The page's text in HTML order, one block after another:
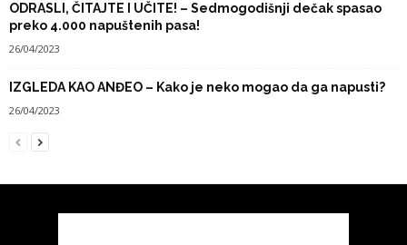
ODRASLI, ČITAJTE I UČITE! – Sedmogodišnji dečak spasao
preko 4.000 napuštenih pasa!
26/04/2023
IZGLEDA KAO ANĐEO – Kako je neko mogao da ga napusti?
26/04/2023